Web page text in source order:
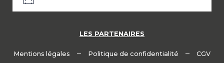
LES PARTENAIRES
Mentions légales – Politique de confidentialité – CGV